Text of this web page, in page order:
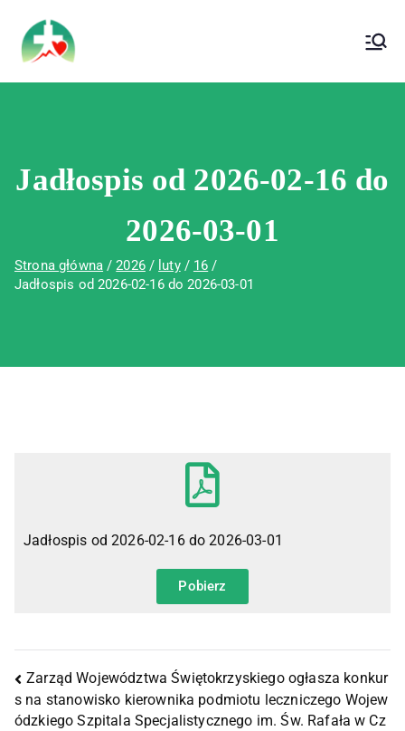
Wojewódzki Szpital Specjalistyczny im.
Św. Rafała w Czerwonej Górze
Jadłospis od 2026-02-16 do
2026-03-01
Strona główna 2026 luty
16
Jadłospis od 2026-02-16 do 2026-03-01
Jadłospis od 2026-02-16 do 2026-03-01
Pobierz
Zarząd Województwa Świętokrzyskiego ogłasza konkur
s na stanowisko kierownika podmiotu leczniczego Wojew
ódzkiego Szpitala Specjalistycznego im. Św. Rafała w Cz